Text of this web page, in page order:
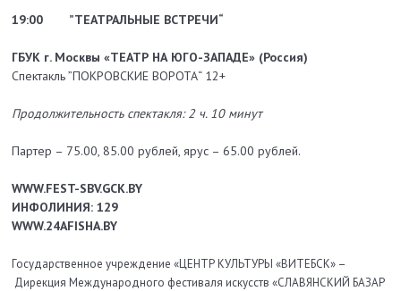
19:00 ”ТЕАТРАЛЬНЫЕ ВСТРЕЧИ“
ГБУК г. Москвы «ТЕАТР НА ЮГО-ЗАПАДЕ» (Россия)
Спектакль ”ПОКРОВСКИЕ ВОРОТА“ 12+
Продолжительность спектакля: 2 ч. 10 минут
Партер – 75.00, 85.00 рублей, ярус – 65.00 рублей.
WWW.FEST-SBV.GCK.BY
ИНФОЛИНИЯ: 129
WWW.24AFISHA.BY
Государственное учреждение «ЦЕНТР КУЛЬТУРЫ «ВИТЕБСК» –
Дирекция Международного фестиваля искусств «СЛАВЯНСКИЙ БАЗАР